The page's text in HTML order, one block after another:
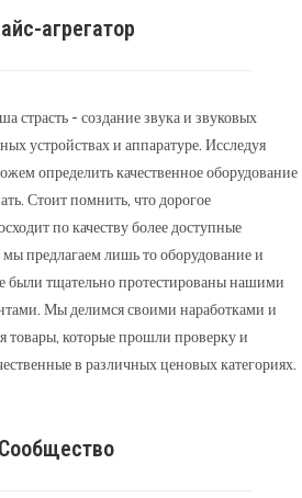
агрегатор
страсть - создание звука и звуковых
устройствах и аппаратуре. Исследуя
определить качественное оборудование
Стоит помнить, что дорогое
по качеству более доступные
предлагаем лишь то оборудование и
были тщательно протестированы нашими
Мы делимся своими наработками и
товары, которые прошли проверку и
в различных ценовых категориях.
Сообщество